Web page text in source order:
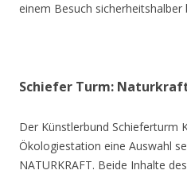
einem Besuch sicherheitshalber
Schiefer Turm:
Der Künstlerbund Schieferturm
Ökologiestation eine Auswahl
NATURKRAFT. Beide Inhalte